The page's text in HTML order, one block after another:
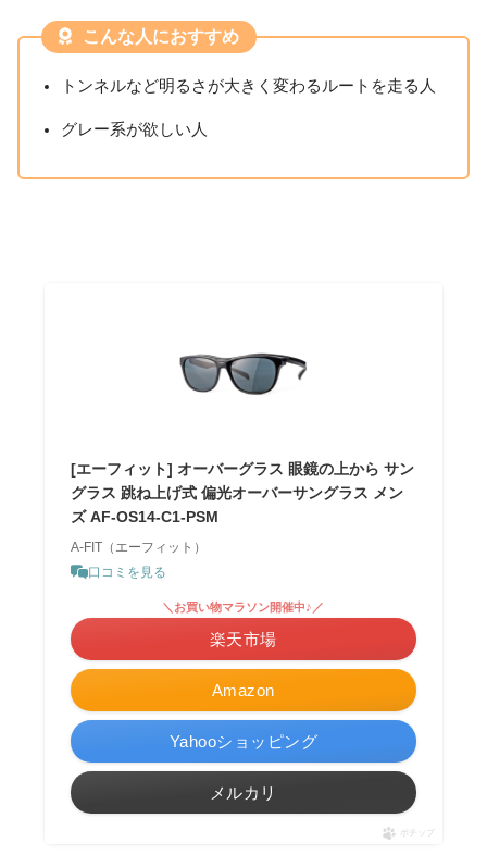
こんな人におすすめ
トンネルなど明るさが大きく変わるルートを走る人
グレー系が欲しい人
[エーフィット] オーバーグラス 眼鏡の上から サン
グラス 跳ね上げ式 偏光オーバーサングラス メン
ズ AF-OS14-C1-PSM
A-FIT（エーフィット）
口コミを見る
Amazon
＼お買い物マラソン開催中♪／
楽天市場
Yahooショッピング
メルカリ
ポチップ